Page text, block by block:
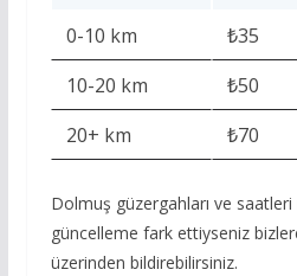
0-10 km
₺35
10-20 km
₺50
20+ km
₺70
Dolmuş güzergahları ve
güncelleme fark ettiyseniz
üzerinden bildirebilirsiniz.